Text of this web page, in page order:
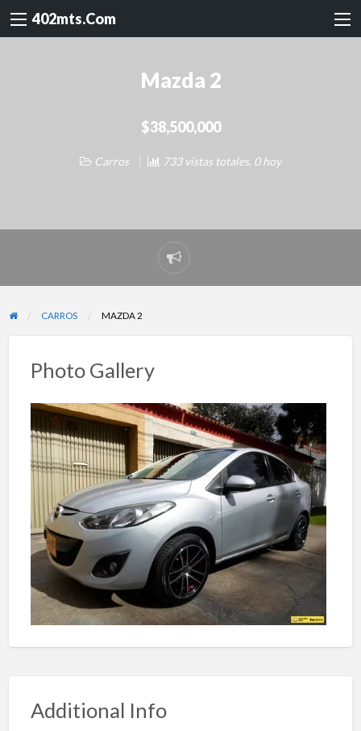
402mts.Com
Mazda 2
$38,500,000
Carros 733 vistas totales, 0 hoy
Reportar
problema
CARROS MAZDA 2
Photo Gallery
Additional Info